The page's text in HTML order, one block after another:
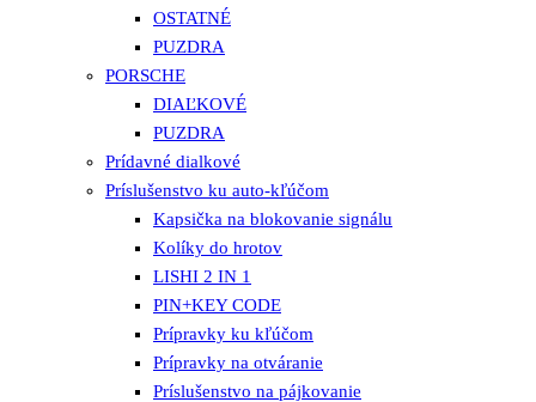
OSTATNÉ
PUZDRA
PORSCHE
DIAĽKOVÉ
PUZDRA
Prídavné dialkové
Príslušenstvo ku auto-kľúčom
Kapsička na blokovanie signálu
Kolíky do hrotov
LISHI 2 IN 1
PIN+KEY CODE
Prípravky ku kľúčom
Prípravky na otváranie
Príslušenstvo na pájkovanie